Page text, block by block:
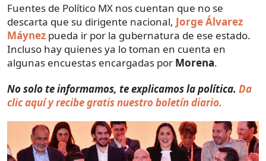
Fuentes de Político MX nos cuentan que no se
descarta que su dirigente nacional, Jorge Álvarez
Máynez pueda ir por la gubernatura de ese estado.
Incluso hay quienes ya lo toman en cuenta en
algunas encuestas encargadas por Morena.
No solo te informamos, te explicamos la política. Da
clic aquí y recibe gratis nuestro boletín diario.